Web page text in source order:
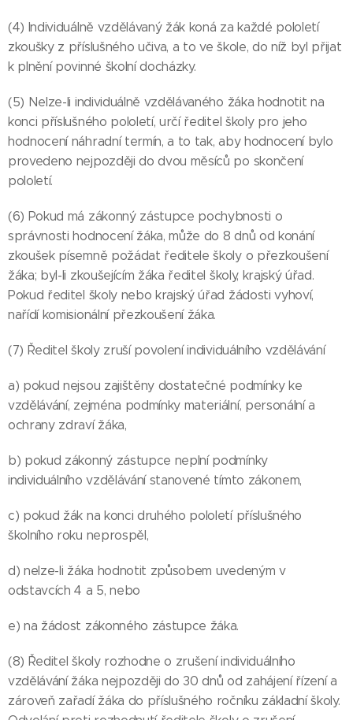
(4) Individuálně vzdělávaný žák koná za každé pololetí
zkoušky z příslušného učiva, a to ve škole, do níž byl přijat
k plnění povinné školní docházky.
(5) Nelze-li individuálně vzdělávaného žáka hodnotit na
konci příslušného pololetí, určí ředitel školy pro jeho
hodnocení náhradní termín, a to tak, aby hodnocení bylo
provedeno nejpozději do dvou měsíců po skončení
pololetí.
(6) Pokud má zákonný zástupce pochybnosti o
správnosti hodnocení žáka, může do 8 dnů od konání
zkoušek písemně požádat ředitele školy o přezkoušení
žáka; byl-li zkoušejícím žáka ředitel školy, krajský úřad.
Pokud ředitel školy nebo krajský úřad žádosti vyhoví,
nařídí komisionální přezkoušení žáka.
(7) Ředitel školy zruší povolení individuálního vzdělávání
a) pokud nejsou zajištěny dostatečné podmínky ke
vzdělávání, zejména podmínky materiální, personální a
ochrany zdraví žáka,
b) pokud zákonný zástupce neplní podmínky
individuálního vzdělávání stanovené tímto zákonem,
c) pokud žák na konci druhého pololetí příslušného
školního roku neprospěl,
d) nelze-li žáka hodnotit způsobem uvedeným v
odstavcích 4 a 5, nebo
e) na žádost zákonného zástupce žáka.
(8) Ředitel školy rozhodne o zrušení individuálního
vzdělávání žáka nejpozději do 30 dnů od zahájení řízení a
zároveň zařadí žáka do příslušného ročníku základní školy.